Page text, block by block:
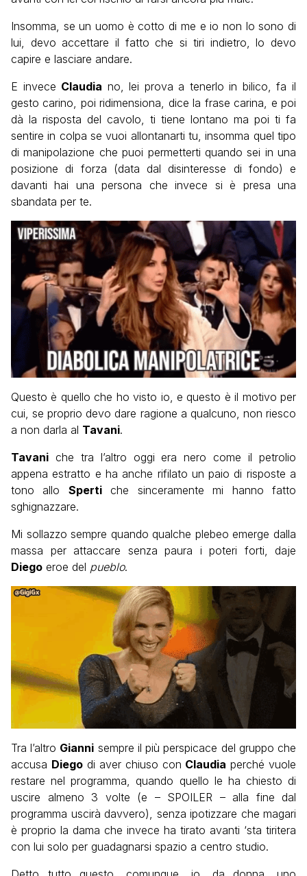
Insomma, se un uomo è cotto di me e io non lo sono di
lui, devo accettare il fatto che si tiri indietro, lo devo
capire e lasciare andare.
E invece Claudia no, lei prova a tenerlo in bilico, fa il
gesto carino, poi ridimensiona, dice la frase carina, e poi
dà la risposta del cavolo, ti tiene lontano ma poi ti fa
sentire in colpa se vuoi allontanarti tu, insomma quel tipo
di manipolazione che puoi permetterti quando sei in una
posizione di forza (data dal disinteresse di fondo) e
davanti hai una persona che invece si è presa una
sbandata per te.
Questo è quello che ho visto io, e questo è il motivo per
cui, se proprio devo dare ragione a qualcuno, non riesco
a non darla al Tavani.
Tavani che tra l’altro oggi era nero come il petrolio
appena estratto e ha anche rifilato un paio di risposte a
tono allo Spertiche sinceramente mi hanno fatto
sghignazzare.
Mi sollazzo sempre quando qualche plebeo emerge dalla
massa per attaccare senza paura i poteri forti, daje
Diego eroe del pueblo.
Tra l’altro Gianni sempre il più perspicace del gruppo che
accusa Diego di aver chiuso con Claudia perché vuole
restare nel programma, quando quello le ha chiesto di
uscire almeno 3 volte (e – SPOILER – alla fine dal
programma uscirà davvero), senza ipotizzare che magari
è proprio la dama che invece ha tirato avanti ‘sta tiritera
con lui solo per guadagnarsi spazio a centro studio.